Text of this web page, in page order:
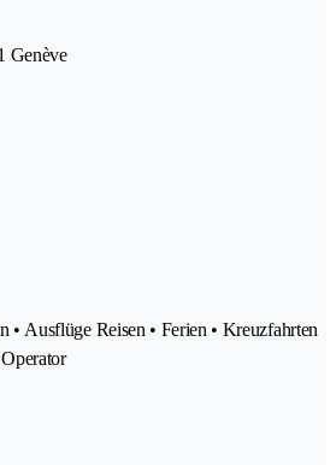
Genève
• Ausflüge Reisen • Ferien • Kreuzfahrten